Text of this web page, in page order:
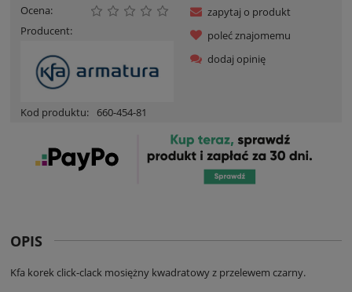
Ocena:
Producent:
Kod produktu: 660-454-81
zapytaj o produkt
poleć znajomemu
dodaj opinię
OPIS
Kfa korek click-clack mosiężny kwadratowy z przelewem czarny.